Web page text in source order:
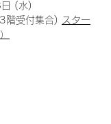
日 (水)
受付集合)
スター